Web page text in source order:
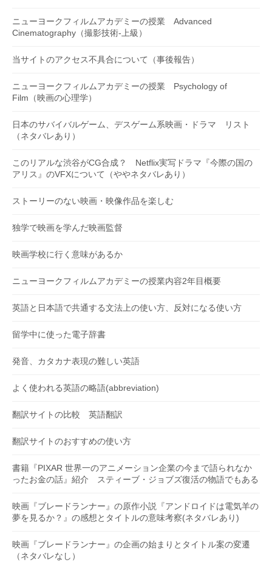
ニューヨークフィルムアカデミーの授業 Advanced
Cinematography（撮影技術-上級）
当サイトのアクセス不具合について（事後報告）
ニューヨークフィルムアカデミーの授業 Psychology of
Film（映画の心理学）
日本のサバイバルゲーム、デスゲーム系映画・ドラマ リスト
（ネタバレあり）
このリアルな渋谷がCG合成？ Netflix実写ドラマ『今際の国の
アリス』のVFXについて（ややネタバレあり）
ストーリーのない映画・映像作品を楽しむ
独学で映画を学んだ映画監督
映画学校に行く意味があるか
ニューヨークフィルムアカデミーの授業内容2年目概要
英語と日本語で共通する文法上の使い方、反対になる使い方
留学中に使った電子辞書
発音、カタカナ表現の難しい英語
よく使われる英語の略語(abbreviation)
翻訳サイトの比較 英語翻訳
翻訳サイトのおすすめの使い方
書籍『PIXAR 世界一のアニメーション企業の今まで語られなか
ったお金の話』紹介 スティーブ・ジョブズ復活の物語でもある
映画『ブレードランナー』の原作小説『アンドロイドは電気羊の
夢を見るか？』の感想とタイトルの意味考察(ネタバレあり)
映画『ブレードランナー』の企画の始まりとタイトル案の変遷
（ネタバレなし）